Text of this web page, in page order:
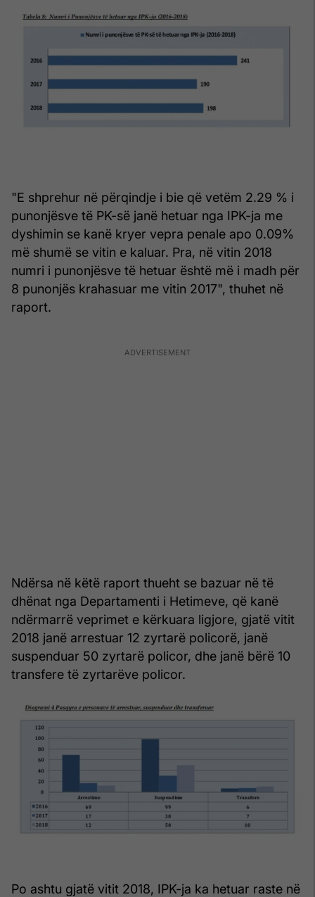
"E shprehur në përqindje i bie që vetëm 2.29 % i
punonjësve të PK-së janë hetuar nga IPK-ja me
dyshimin se kanë kryer vepra penale apo 0.09%
më shumë se vitin e kaluar. Pra, në vitin 2018
numri i punonjësve të hetuar është më i madh për
8 punonjës krahasuar me vitin 2017", thuhet në
raport.
Ndërsa në këtë raport thueht se bazuar në të
dhënat nga Departamenti i Hetimeve, që kanë
ndërmarrë veprimet e kërkuara ligjore, gjatë vitit
2018 janë arrestuar 12 zyrtarë policorë, janë
suspenduar 50 zyrtarë policor, dhe janë bërë 10
transfere të zyrtarëve policor.
Po ashtu gjatë vitit 2018, IPK-ja ka hetuar raste në